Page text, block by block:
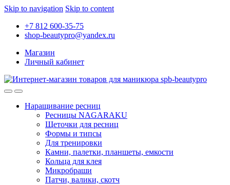
Skip to navigation Skip to content
+7 812 600-35-75
shop-beautypro@yandex.ru
Магазин
Личный кабинет
Наращивание ресниц
Ресницы NAGARAKU
Щеточки для ресниц
Формы и типсы
Для тренировки
Камни, палетки, планшеты, емкости
Кольца для клея
Микробраши
Патчи, валики, скотч